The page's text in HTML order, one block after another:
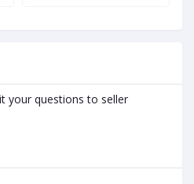
your questions to seller